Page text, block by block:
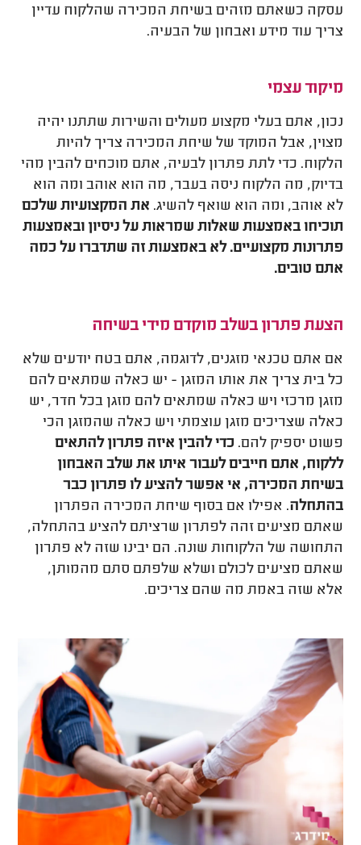
עסקה כשאתם מזהים בשיחת המכירה שהלקוח עדיין
צריך עוד מידע ואבחון של הבעיה.
מיקוד עצמי
נכון, אתם בעלי מקצוע מעולים והשירות שתתנו יהיה
מצוין, אבל המוקד של שיחת המכירה צריך להיות
הלקוח. כדי לתת פתרון לבעיה, אתם מוכחים להבין מהי
בדיוק, מה הלקוח ניסה בעבר, מה הוא אוהב ומה הוא
לא אוהב, ומה הוא שואף להשיג. את המקצועיות שלכם
תוכיחו באמצעות שאלות שמראות על ניסיון ובאמצעות
פתרונות מקצועיים. לא באמצעות זה שתדברו על כמה
אתם טובים.
הצעת פתרון בשלב מוקדם מידי בשיחה
אם אתם טכנאי מזגנים, לדוגמה, אתם בטח יודעים שלא
כל בית צריך את אותו המזגן - יש כאלה שמתאים להם
מזגן מרכזי ויש כאלה שמתאים להם מזגן בכל חדר, יש
כאלה שצריכים מזגן עוצמתי ויש כאלה שהמזגן הכי
פשוט יספיק להם. כדי להבין איזה פתרון להתאים
ללקוח, אתם חייבים לעבור איתו את שלב האבחון
בשיחת המכירה, אי אפשר להציע לו פתרון כבר
בהתחלה. אפילו אם בסוף שיחת המכירה הפתרון
שאתם מציעים זהה לפתרון שרציתם להציע בהתחלה,
התחושה של הלקוחות שונה. הם יבינו שזה לא פתרון
שאתם מציעים לכולם ושלא שלפתם סתם מהמותן,
אלא שזה באמת מה שהם צריכים.